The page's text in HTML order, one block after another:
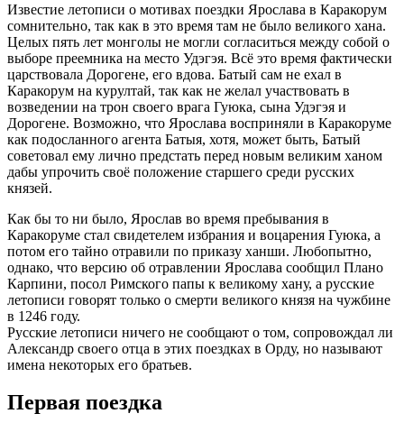
Известие летописи о мотивах поездки Ярослава в Каракорум
сомнительно, так как в это время там не было великого хана.
Целых пять лет монголы не могли согласиться между собой о
выборе преемника на место Удэгэя. Всё это время фактически
царствовала Дорогене, его вдова. Батый сам не ехал в
Каракорум на курултай, так как не желал участвовать в
возведении на трон своего врага Гуюка, сына Удэгэя и
Дорогене. Возможно, что Ярослава восприняли в Каракоруме
как подосланного агента Батыя, хотя, может быть, Батый
советовал ему лично предстать перед новым великим ханом
дабы упрочить своё положение старшего среди русских
князей.
Как бы то ни было, Ярослав во время пребывания в
Каракоруме стал свидетелем избрания и воцарения Гуюка, а
потом его тайно отравили по приказу ханши. Любопытно,
однако, что версию об отравлении Ярослава сообщил Плано
Карпини, посол Римского папы к великому хану, а русские
летописи говорят только о смерти великого князя на чужбине
в 1246 году.
Русские летописи ничего не сообщают о том, сопровождал ли
Александр своего отца в этих поездках в Орду, но называют
имена некоторых его братьев.
Первая поездка